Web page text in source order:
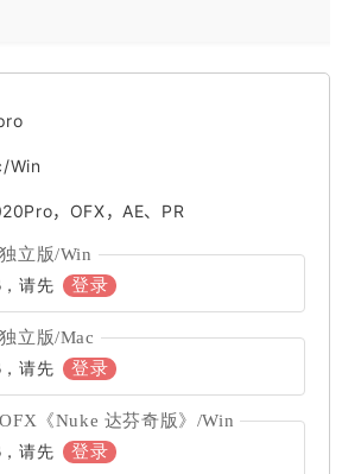
Win
，OFX，AE、PR
立版/Win
请先 登录
立版/Mac
请先 登录
《Nuke 达芬奇版》/Win
请先 登录